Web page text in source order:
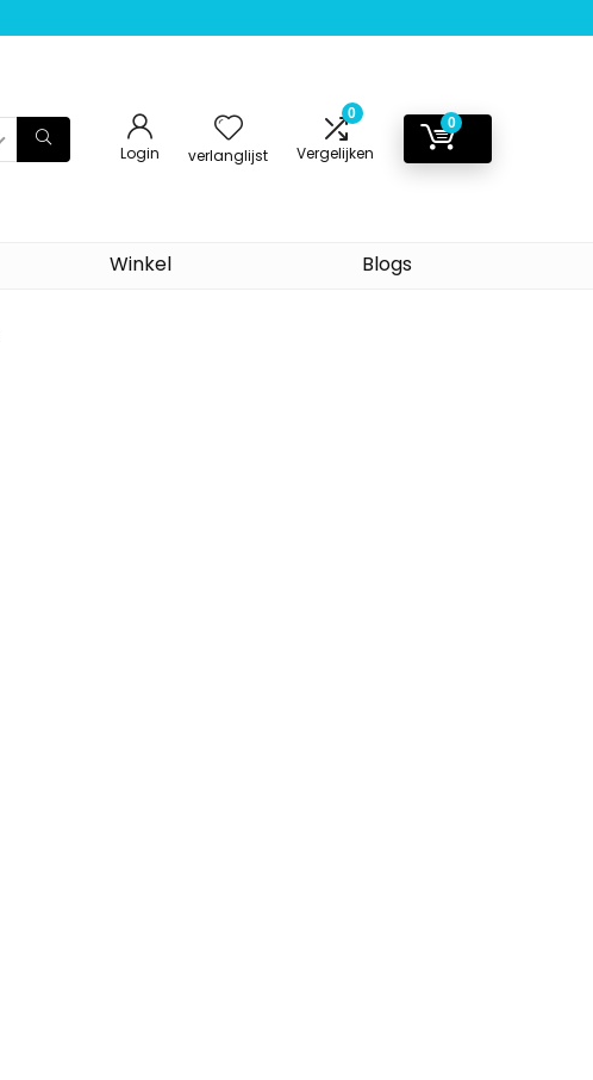
Login verlanglijst
0
Vergelijken
0
Winkel Blogs